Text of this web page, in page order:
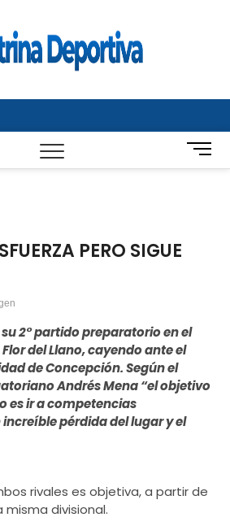
B
o
ú
PERO SIGUE
2° partido preparatorio en el
del Llano, cayendo ante el
de Concepción. Según el
Andrés Mena “el objetivo
es ir a competencias
pérdida del lugar y el
rivales es objetiva, a partir de
divisional.